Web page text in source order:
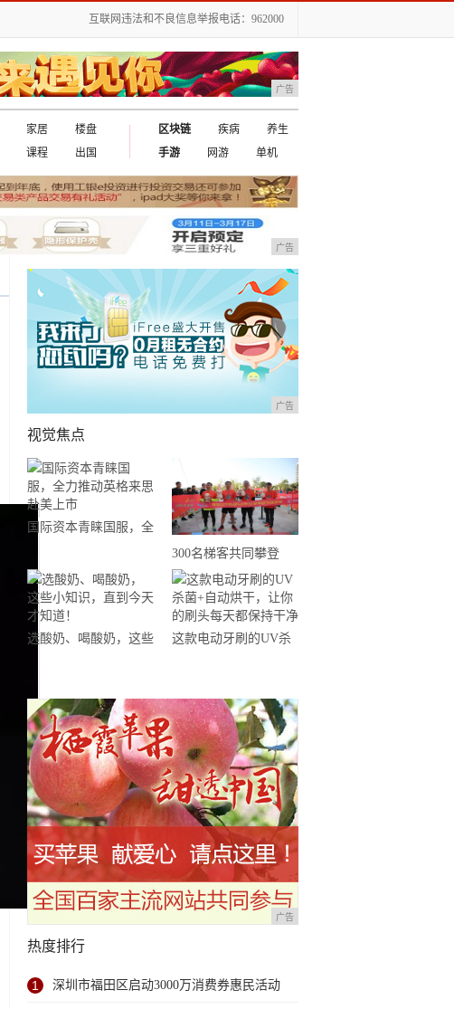
互联网违法和不良信息举报电话：962000
广告
家居
楼盘
课程 出国
区块链 疾病
养生
手游
网游 单机
广告
广告
视觉焦点
国际资本青睐国服，全
市
300名梯客共同攀登
2019国际垂直马拉松超
级精英赛顺德海骏达中
心站欢乐开跑
选酸奶、喝酸奶，这些
这款电动牙刷的UV杀
广告
热度排行
1 深圳市福田区启动3000万消费券惠民活动